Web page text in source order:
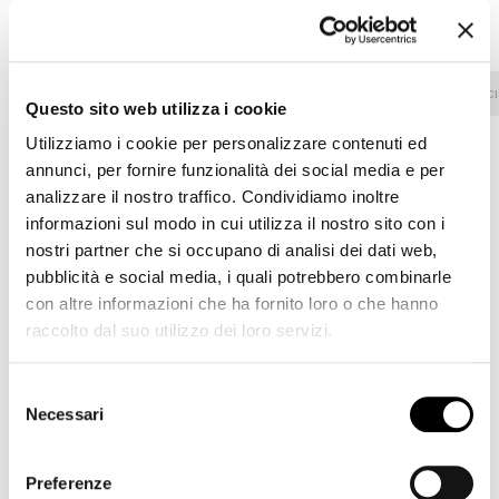
Questo sito web utilizza i cookie
Utilizziamo i cookie per personalizzare contenuti ed
annunci, per fornire funzionalità dei social media e per
analizzare il nostro traffico. Condividiamo inoltre
informazioni sul modo in cui utilizza il nostro sito con i
nostri partner che si occupano di analisi dei dati web,
pubblicità e social media, i quali potrebbero combinarle
con altre informazioni che ha fornito loro o che hanno
raccolto dal suo utilizzo dei loro servizi.
delNecessari
Preferenze
Tessuto -
8D69 - Pastello 8D68 - Pastello 8D67 - Pastello
8D66 - Pastello 8D65 - Pastello
8D61 - Pastello